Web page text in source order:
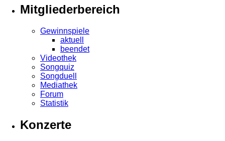
Mitgliederbereich
Gewinnspiele
aktuell
beendet
Videothek
Songquiz
Songduell
Mediathek
Forum
Statistik
Konzerte